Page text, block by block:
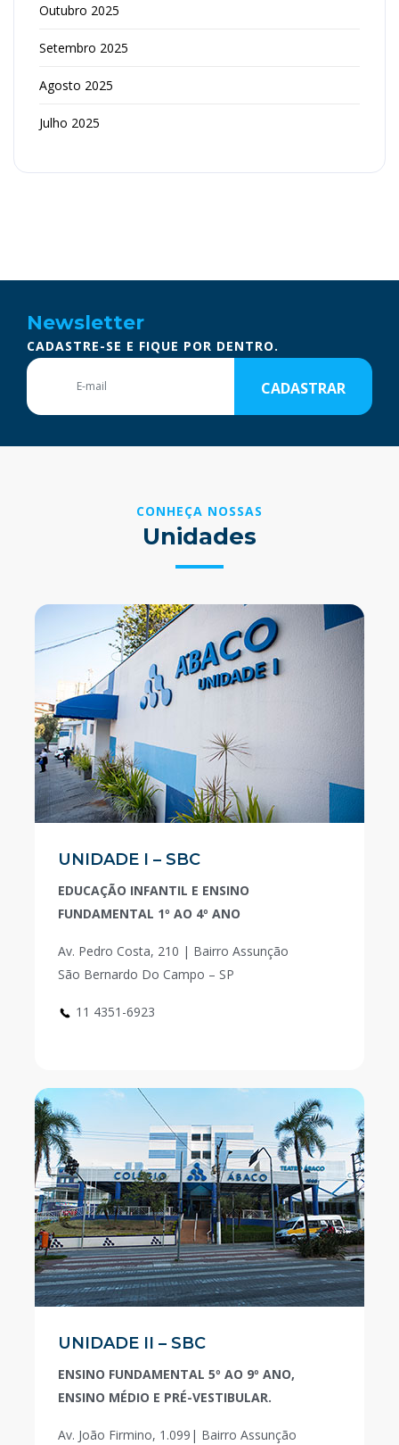
Outubro 2025
Setembro 2025
Agosto 2025
Julho 2025
Newsletter
CADASTRE-SE E FIQUE POR DENTRO.
CADASTRAR
CONHEÇA NOSSAS
Unidades
UNIDADE I – SBC
EDUCAÇÃO INFANTIL E ENSINO
FUNDAMENTAL 1º AO 4º ANO
Av. Pedro Costa, 210 | Bairro Assunção
São Bernardo Do Campo – SP
11 4351-6923
UNIDADE II – SBC
ENSINO FUNDAMENTAL 5º AO 9º ANO,
ENSINO MÉDIO E PRÉ-VESTIBULAR.
Av. João Firmino, 1.099| Bairro Assunção